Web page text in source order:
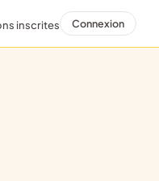
inscrites Connexion